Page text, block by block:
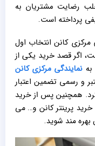
رضایت مشتریان به
پرداخته است.
کانن انتخاب اول
اگر قصد خرید یکی از
نمایندگی مرکزی کانن
و رسمی تضمین اعتبار
کرد. همچنین پس از خرید
پرینتر کانن و… می
مند شوید.